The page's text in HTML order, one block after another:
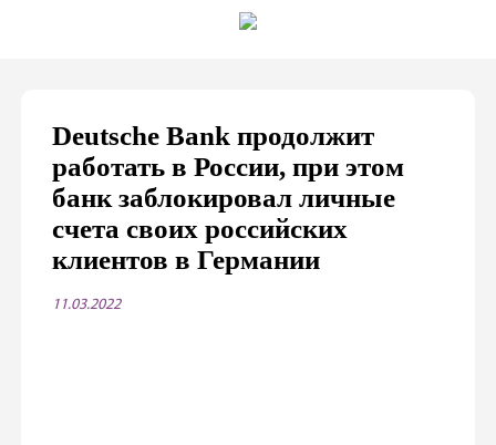
Deutsche Bank продолжит
работать в России, при этом
банк заблокировал личные
счета своих российских
клиентов в Германии
11.03.2022